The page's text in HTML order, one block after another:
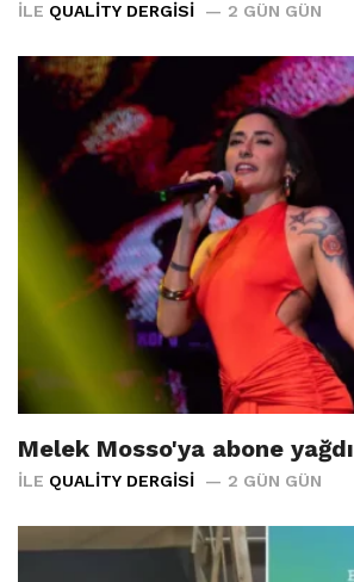
İLE QUALITY DERGISI 2 GÜN GÜN
Melek Mosso'ya abone yağdı
İLE QUALITY DERGISI 2 GÜN GÜN